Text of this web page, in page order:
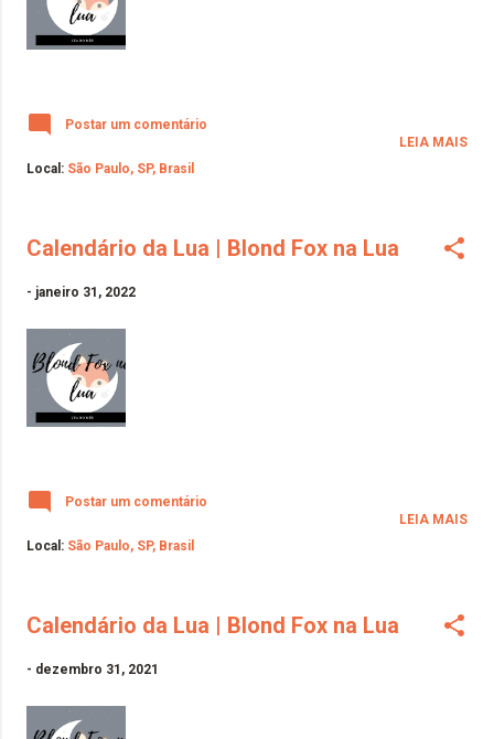
Postar um comentário
Local: São Paulo, SP, Brasil
LEIA MAIS
Calendário da Lua | Blond Fox na Lua
- janeiro 31, 2022
Postar um comentário
Local: São Paulo, SP, Brasil
LEIA MAIS
Calendário da Lua | Blond Fox na Lua
- dezembro 31, 2021